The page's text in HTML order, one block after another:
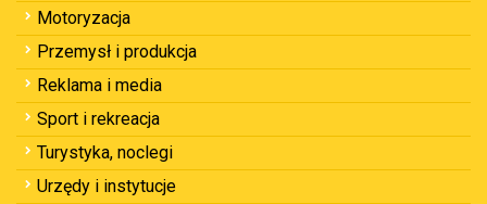
Motoryzacja
Przemysł i produkcja
Reklama i media
Sport i rekreacja
Turystyka, noclegi
Urzędy i instytucje